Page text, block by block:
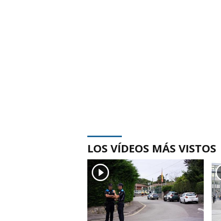
LOS VÍDEOS MÁS VISTOS